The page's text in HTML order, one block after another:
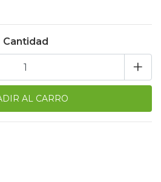
Cantidad
+